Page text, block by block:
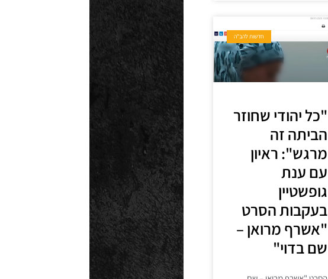
חדשות להב"ה
"כל יהודי שחוזר
הביתה זה
מרגש": ראיון
עם ענת
גופשטיין
בעקבות הסרט
"אשרף מרואן –
שם בדוי"